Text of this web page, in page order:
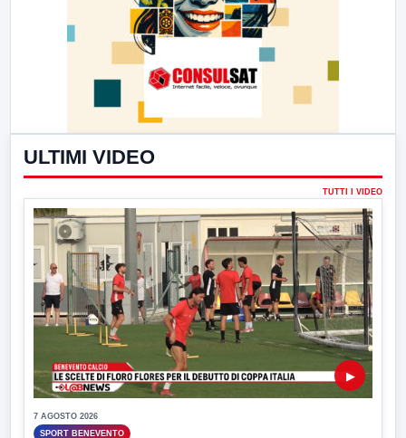
ULTIMI VIDEO
TUTTI I VIDEO
▶
7 AGOSTO 2026
SPORT BENEVENTO